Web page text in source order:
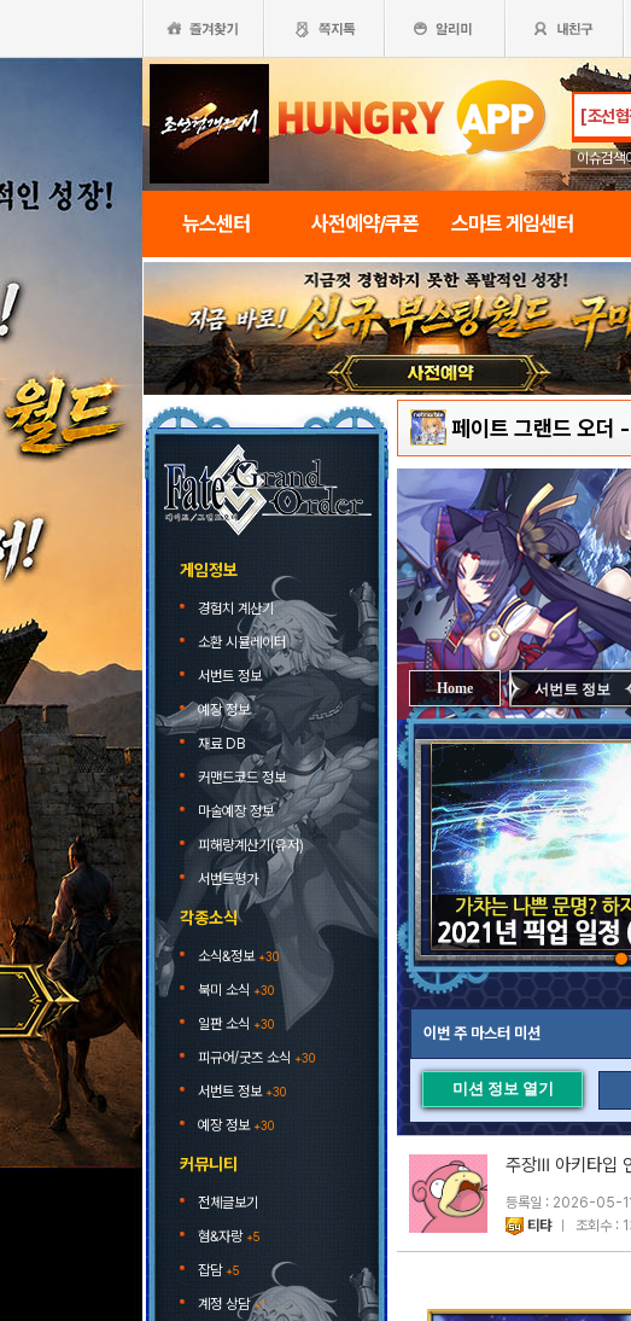
이슈검색
뉴스센터 사전예약/쿠폰 스마트 게임센터
게임정보
경험치 계산기
소환 시뮬레이터
서번트 정보
예장 정보
재료 DB
커맨드코드 정보
마술예장 정보
피해량계산기(유저)
서번트평가
각종소식
소식&정보+30
북미 소식 +30
일판 소식 +30
피규어/굿즈 소식 +30
서번트 정보+30
예장 정보+30
커뮤니티
전체글보기
혐&자랑 +5
잡담+5
계정 상담+1
페이트 그랜드 오더 -
Home 서번트 정보
이번 주 마스터 미션
미션 정보 열기
주장Ⅲ 아키타입
등록일 : 2026-05-
티탸
조회수 :